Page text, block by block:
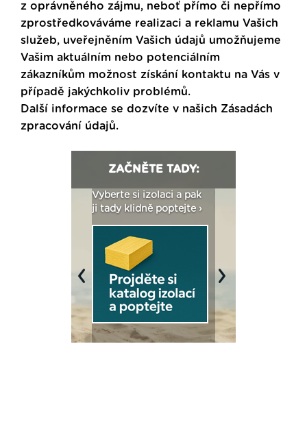
z oprávněného zájmu, neboť přímo či nepřímo
zprostředkováváme realizaci a reklamu Vašich
služeb, uveřejněním Vašich údajů umožňujeme
Vašim aktuálním nebo potenciálním
zákazníkům možnost získání kontaktu na Vás v
případě jakýchkoliv problémů.
Další informace se dozvíte v našich Zásadách
zpracování údajů.
ZAČNĚTE TADY:
Vyberte si izolaci a pak
ji tady klidně poptejte ›
Previous Next